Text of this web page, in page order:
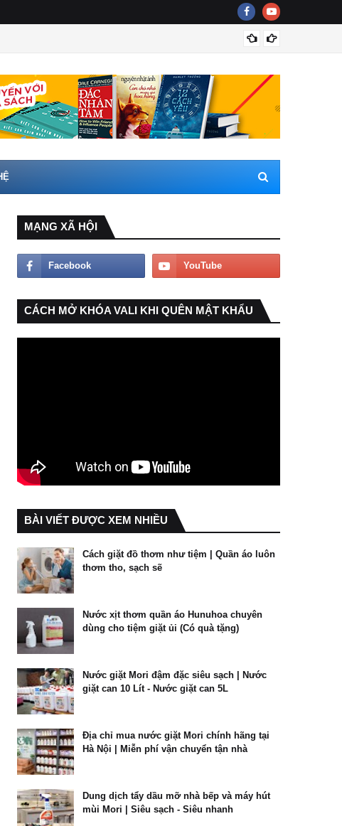
MẠNG XÃ HỘI
CÁCH MỞ KHÓA VALI KHI QUÊN MẬT KHẨU
BÀI VIẾT ĐƯỢC XEM NHIỀU
Cách giặt đồ thơm như tiệm | Quần áo luôn
thơm tho, sạch sẽ
Nước xịt thơm quần áo Hunuhoa chuyên
dùng cho tiệm giặt ủi (Có quà tặng)
Nước giặt Mori đậm đặc siêu sạch | Nước
giặt can 10 Lít - Nước giặt can 5L
Địa chỉ mua nước giặt Mori chính hãng tại
Hà Nội | Miễn phí vận chuyển tận nhà
Dung dịch tẩy dầu mỡ nhà bếp và máy hút
mùi Mori | Siêu sạch - Siêu nhanh